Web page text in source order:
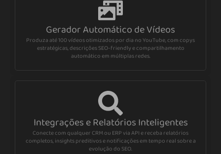
Gerador Automático de Vídeos
Produza até 100 vídeos otimizados por dia no YouTube, com copys
estratégicas, descrições SEO-friendly e compartilhamento
automático em múltiplas redes.
Integrações e Relatórios Inteligentes
Conecte com qualquer CRM ou ERP via API e receba relatórios
completos, insights preditivos e notificações em tempo real sobre a
evolução do SEO.